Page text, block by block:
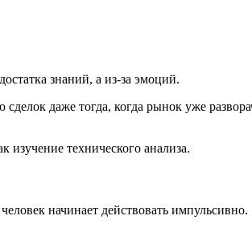
знаний, а из-за эмоций.
даже тогда, когда рынок уже
изучение технического анализа.
начинает действовать импульсивно.